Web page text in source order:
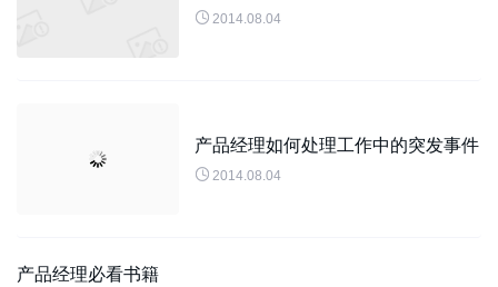
 2014.08.04
产品经理如何处理工作中的突发事件
 2014.08.04
产品经理必看书籍